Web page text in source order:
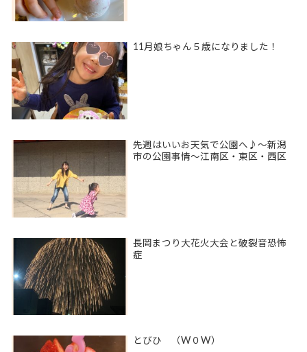
11月娘ちゃん５歳になりました！
先週はいいお天気で公園へ♪〜新潟
市の公園事情〜江南区・東区・西区
長岡まつり大花火大会と破裂音恐怖
症
とびひ （W０W）